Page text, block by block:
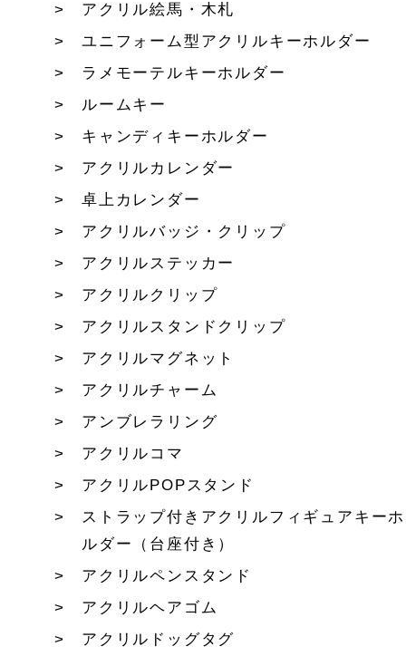
アクリル絵馬・木札
ユニフォーム型アクリルキーホルダー
ラメモーテルキーホルダー
ルームキー
キャンディキーホルダー
アクリルカレンダー
卓上カレンダー
アクリルバッジ・クリップ
アクリルステッカー
アクリルクリップ
アクリルスタンドクリップ
アクリルマグネット
アクリルチャーム
アンブレラリング
アクリルコマ
アクリルPOPスタンド
ストラップ付きアクリルフィギュアキーホ
ルダー（台座付き）
アクリルペンスタンド
アクリルヘアゴム
アクリルドッグタグ